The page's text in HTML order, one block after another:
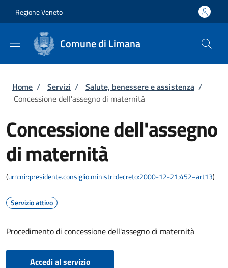
Regione Veneto
Comune di Limana
Briciole di pane
Home / Servizi / Salute, benessere e assistenza /
Concessione dell'assegno di maternità
Concessione dell'assegno
di maternità
(urn:nir:presidente.consiglio.ministri:decreto:2000-12-21;452~art13)
Servizio attivo
Procedimento di concessione dell'assegno di maternità
Accedi al servizio